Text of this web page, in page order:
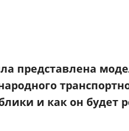
представлена
и как он будет